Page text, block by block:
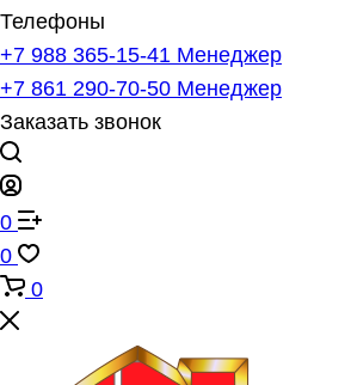
Телефоны
+7 988 365-15-41 Менеджер
+7 861 290-70-50 Менеджер
Заказать звонок
0
0
0